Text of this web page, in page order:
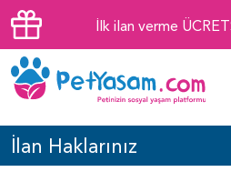
İlk ilan verme
İlan Haklarınız